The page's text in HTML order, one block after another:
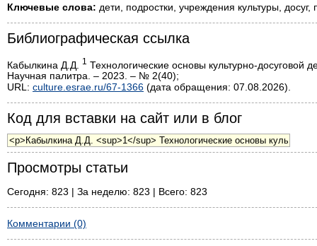
Ключевые слова: дети, подростки, учреждения культуры, досуг,
Библиографическая ссылка
Кабылкина Д.Д. 1 Технологические основы культурно-досуговой
Научная палитра. – 2023. – № 2(40);
URL: culture.esrae.ru/67-1366 (дата обращения: 07.08.2026).
Код для вставки на сайт или в блог
Просмотры статьи
Сегодня: 823 | За неделю: 823 | Всего: 823
Комментарии (0)